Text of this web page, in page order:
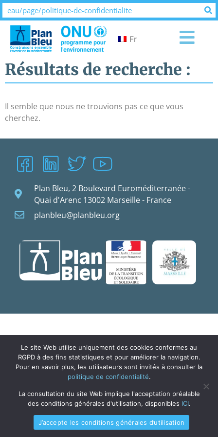
Fr
Résultats de recherche :
Il semble que nous ne trouvions pas ce que vous
cherchez.
Plan Bleu, 2 Boulevard Euroméditerranée -
Quai d'Arenc 13002 Marseille - France
planbleu@planbleu.org
Le site Web utilise uniquement des cookies conformes au
RGPD à des fins statistiques et pour améliorer la navigation.
Pour en savoir plus, les utilisateurs sont invités à consulter la
politique de confidentialité.
La consultation du site Web implique l'acceptation préalable
des conditions générales d'utilisation, disponibles ICI.
J’accepte les conditions générales d’utilisation